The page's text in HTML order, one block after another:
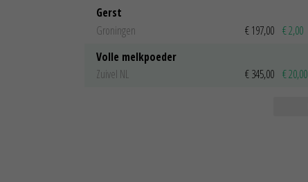
Gerst
Groningen
€ 197,00 € 2,00
Volle melkpoeder
Zuivel NL
€ 345,00 € 20,00